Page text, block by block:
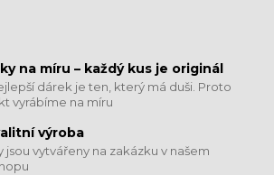
na míru – každý kus je originál
dárek je ten, který má duši. Proto
vyrábíme na míru
výroba
jsou vytvářeny na zakázku v našem